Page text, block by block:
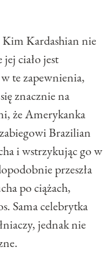
Kim Kardashian nie
ciało jest
te zapewnienia,
znacznie na
że Amerykanka
Brazilian
i wstrzykując go w
przeszła
po ciążach,
Sama celebrytka
jednak nie